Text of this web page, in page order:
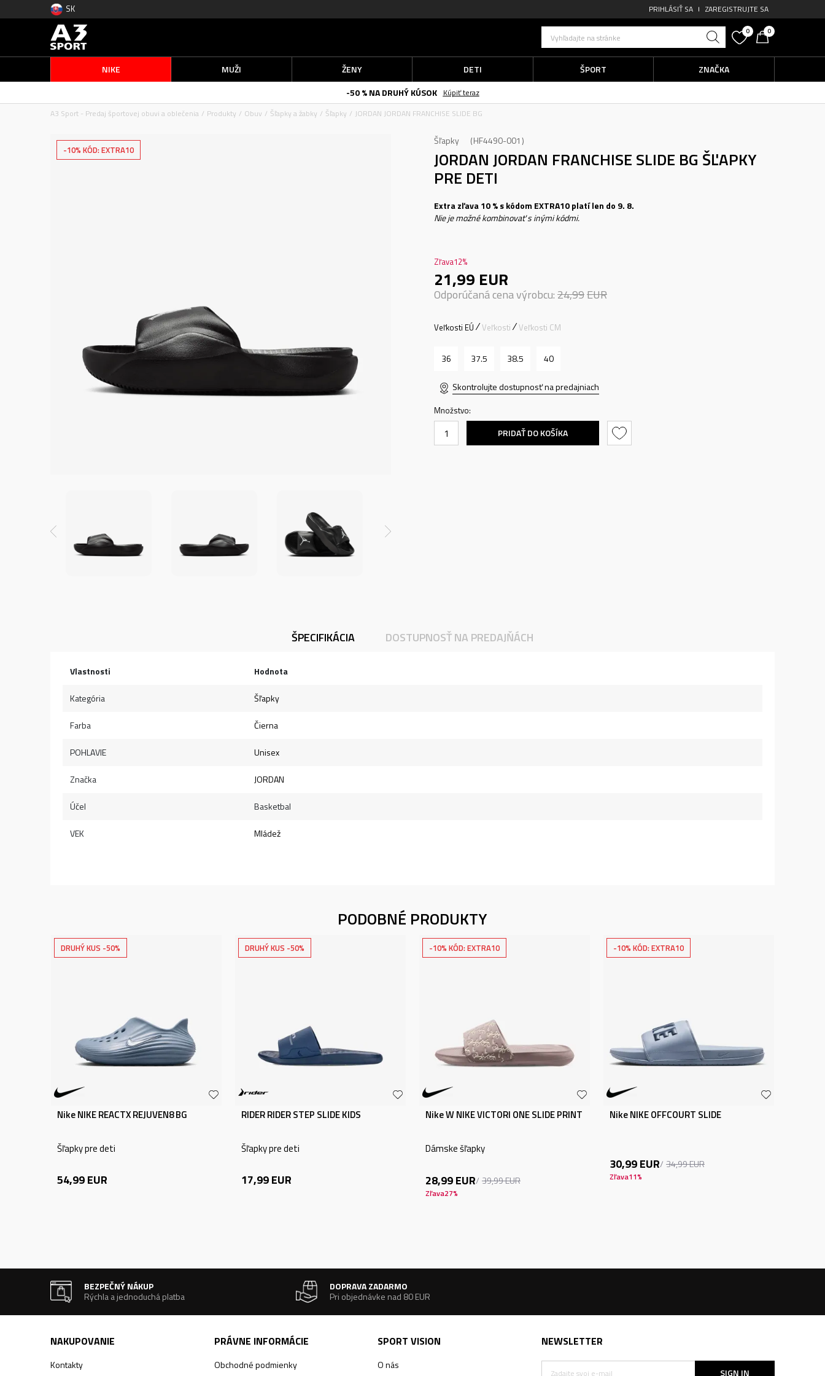
SK PRIHLÁSIŤ SA ZAREGISTRUJTE SA
Vyhľadajte na stránke
0 0
NIKE MUŽI ŽENY DETI ŠPORT
ZNAČKA
-50 % NA DRUHÝ KÚSOK
Kúpiť teraz
A3 Sport - Predaj športovej obuvi a oblečenia
Produkty Obuv Šľapky a žabky Šľapky JORDAN JORDAN FRANCHISE SLIDE BG
-10% KÓD: EXTRA10
Šľapky HF4490-001
JORDAN JORDAN FRANCHISE SLIDE BG ŠĽAPKY
PRE DETI
Extra zľava 10 % s kódom EXTRA10 platí len do 9. 8.
Nie je možné kombinovať s inými kódmi.
Zľava12%
21,99 EUR
Odporúčaná cena výrobcu:24,99EUR
Veľkosti EÚ Veľkosti Veľkosti CM
36 37.5 38.5 40
Skontrolujte dostupnosť na predajniach
Množstvo:
PRIDAŤ DO KOŠÍKA
ŠPECIFIKÁCIA DOSTUPNOSŤ NA PREDAJŇÁCH
Vlastnosti Hodnota
Kategória Šľapky
Farba Čierna
POHLAVIE Unisex
Značka JORDAN
Účel Basketbal
VEK Mládež
PODOBNÉ PRODUKTY
DRUHÝ KUS -50%
Nike NIKE REACTX REJUVEN8 BG
Šľapky pre deti
54,99EUR
DRUHÝ KUS -50%
RIDER RIDER STEP SLIDE KIDS
Šľapky pre deti
17,99EUR
-10% KÓD: EXTRA10
Nike W NIKE VICTORI ONE SLIDE PRINT
Dámske šľapky
28,99EUR 39,99EUR
Zľava27%
-10% KÓD: EXTRA10
Nike NIKE OFFCOURT SLIDE
30,99EUR 34,99EUR
Zľava11%
BEZPEČNÝ NÁKUP
Rýchla a jednoduchá platba
DOPRAVA ZADARMO
Pri objednávke nad 80 EUR
NAKUPOVANIE
Kontakty
PRÁVNE INFORMÁCIE
Obchodné podmienky
SPORT VISION
O nás
NEWSLETTER
SIGN IN